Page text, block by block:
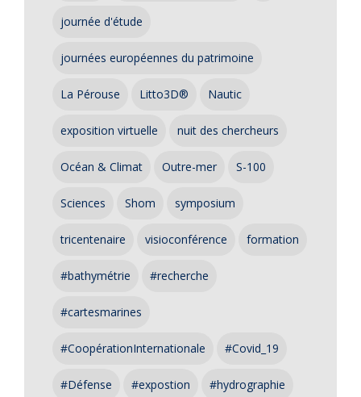
journée d'étude
journées européennes du patrimoine
La Pérouse Litto3D® Nautic
exposition virtuelle nuit des chercheurs
Océan & Climat Outre-mer S-100
Sciences Shom symposium
tricentenaire visioconférence formation
#bathymétrie #recherche
#cartesmarines
#CoopérationInternationale #Covid_19
#Défense #expostion #hydrographie